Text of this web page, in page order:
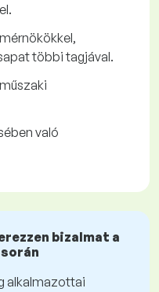
többi tagjával.
való
bizalmat a
alkalmazottai